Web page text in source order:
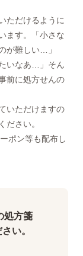
ただけるように
ます。「小さな
が難しい…」
いなあ…」そん
前に処方せんの
いただけますの
ださい。
ポン等も配布し
処方箋
い。